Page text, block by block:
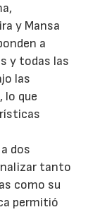
y Mansa
a
y todas las
las
lo que
dos
tanto
como su
permitió